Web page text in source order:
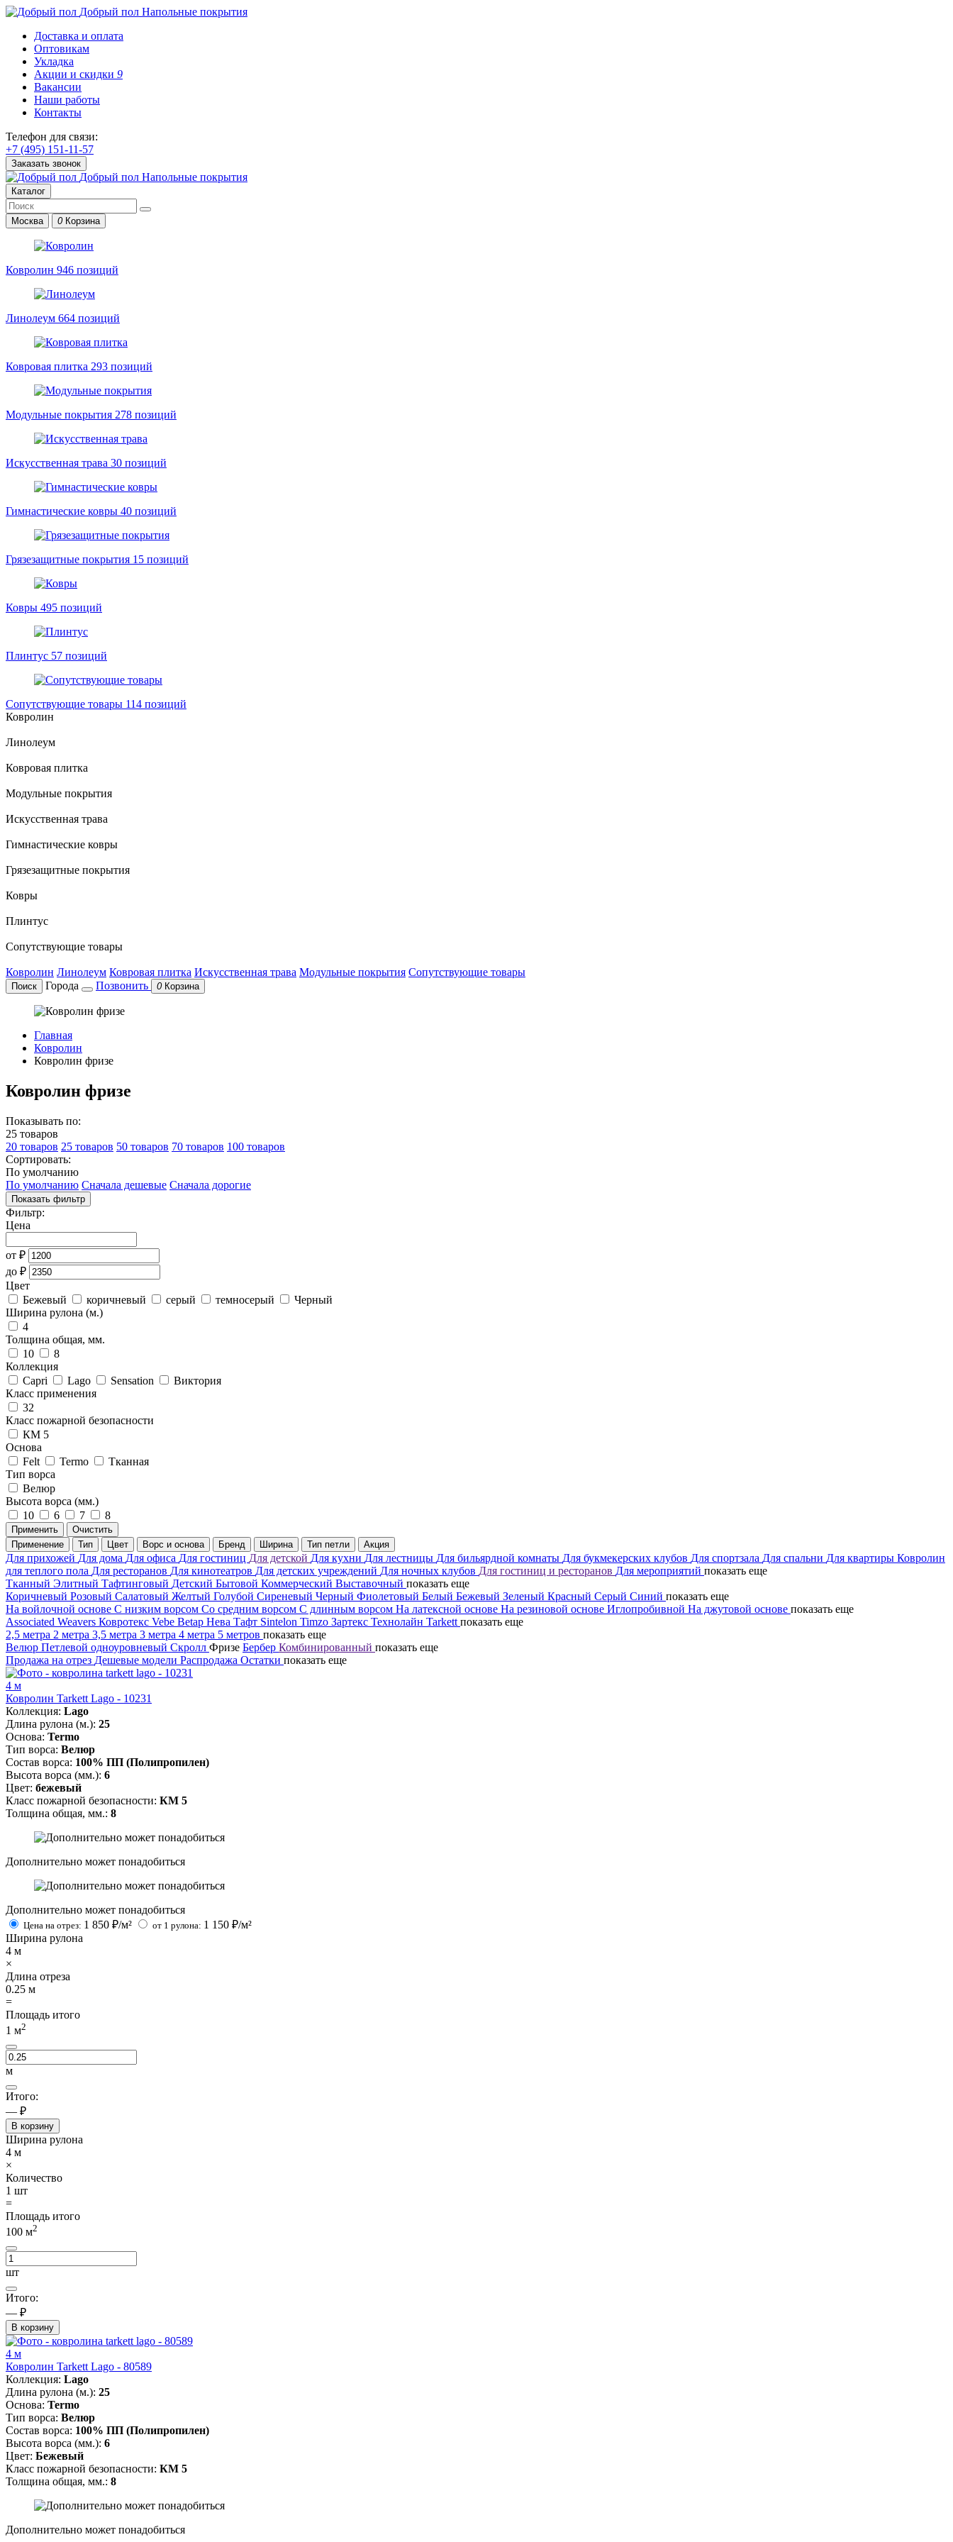
Добрый пол Напольные покрытия
Доставка и оплата
Оптовикам
Укладка
Акции и скидки 9
Вакансии
Наши работы
Контакты
Телефон для связи:
+7 (495) 151-11-57
Заказать звонок
Добрый пол Напольные покрытия
Каталог
Москва 0 Корзина
Ковролин 946 позиций
Линолеум 664 позиций
Ковровая плитка 293 позиций
Модульные покрытия 278 позиций
Искусственная трава 30 позиций
Гимнастические ковры 40 позиций
Грязезащитные покрытия 15 позиций
Ковры 495 позиций
Плинтус 57 позиций
Сопутствующие товары 114 позиций
Ковролин
Линолеум
Ковровая плитка
Модульные покрытия
Искусственная трава
Гимнастические ковры
Грязезащитные покрытия
Ковры
Плинтус
Сопутствующие товары
Ковролин Линолеум Ковровая плитка Искусственная трава Модульные покрытия Сопутствующие товары
Поиск Города Позвонить 0 Корзина
Главная
Ковролин
Ковролин фризе
Ковролин фризе
Показывать по:
25 товаров
20 товаров 25 товаров 50 товаров 70 товаров 100 товаров
Сортировать:
По умолчанию
По умолчанию Сначала дешевые Сначала дорогие
Показать фильтр
Фильтр:
Цена
от ₽
до ₽
Цвет
Бежевый
коричневый серый темносерый
Черный
Ширина рулона (м.)
4
Толщина общая, мм.
10
8
Коллекция
Capri
Lago Sensation
Виктория
Класс применения
32
Класс пожарной безопасности
КМ 5
Основа
Felt
Termo
Тканная
Тип ворса
Велюр
Высота ворса (мм.)
10
6 7 8
Применить
Очистить
Применение
Тип Цвет Ворс и основа Бренд Ширина Тип петли Акция
Для прихожей Для дома Для офиса Для гостиниц Для детской Для кухни Для лестницы Для бильярдной комнаты Для букмекерских клубов Для спортзала Для спальни Для квартиры Ковролин
для теплого пола Для ресторанов Для кинотеатров Для детских учреждений Для ночных клубов Для гостиниц и ресторанов Для мероприятий показать еще
Тканный Элитный Тафтинговый Детский Бытовой Коммерческий Выставочный показать еще
Коричневый Розовый Салатовый Желтый Голубой Сиреневый Черный Фиолетовый Белый Бежевый Зеленый Красный Серый Синий показать еще
На войлочной основе С низким ворсом Со средним ворсом С длинным ворсом На латексной основе На резиновой основе Иглопробивной На джутовой основе показать еще
Associated Weavers Ковротекс Vebe Betap Нева Тафт Sintelon Timzo Зартекс Технолайн Tarkett показать еще
2,5 метра 2 метра 3,5 метра 3 метра 4 метра 5 метров показать еще
Велюр Петлевой одноуровневый Скролл Фризе Бербер Комбинированный показать еще
Продажа на отрез Дешевые модели Распродажа Остатки показать еще
4 м
Ковролин Tarkett Lago - 10231
Коллекция: Lago
Длина рулона (м.): 25
Основа: Termo
Тип ворса: Велюр
Состав ворса: 100% ПП (Полипропилен)
Высота ворса (мм.): 6
Цвет: бежевый
Класс пожарной безопасности: КМ 5
Толщина общая, мм.: 8
Дополнительно может понадобиться
Дополнительно может понадобиться
Цена на отрез: 1 850 ₽/м² от 1 рулона: 1 150 ₽/м²
Ширина рулона
4 м
×
Длина отреза
0.25 м
=
Площадь итого
1 м2
м
Итого:
— ₽
В корзину
Ширина рулона
4 м
×
Количество
1 шт
=
Площадь итого
100 м2
шт
Итого:
— ₽
В корзину
4 м
Ковролин Tarkett Lago - 80589
Коллекция: Lago
Длина рулона (м.): 25
Основа: Termo
Тип ворса: Велюр
Состав ворса: 100% ПП (Полипропилен)
Высота ворса (мм.): 6
Цвет: Бежевый
Класс пожарной безопасности: КМ 5
Толщина общая, мм.: 8
Дополнительно может понадобиться